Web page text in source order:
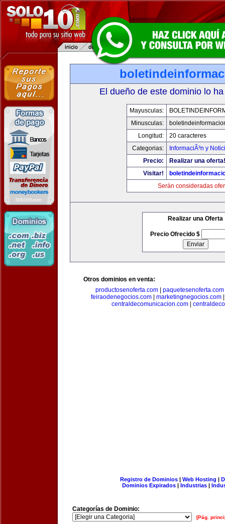
El dueño de este dominio lo
Mayusculas:
Minusculas:
Longitud:
20 caracteres
Categorias:
InformaciÃ³n y
Precio:
Realizar una oferta!
Visitar!
Serán consideradas
Realizar una Oferta
Precio Ofrecido $
Otros dominios en venta:
productosenoferta.com| paquetesenoferta.com
feiraodenegocios.com
marketingnegocios.com
centraldecomunicacion.com
Registro de Dominios| Web Hosting |
Dominios Expirados | Industrias |
Categorías de Dominio:
[Pág.